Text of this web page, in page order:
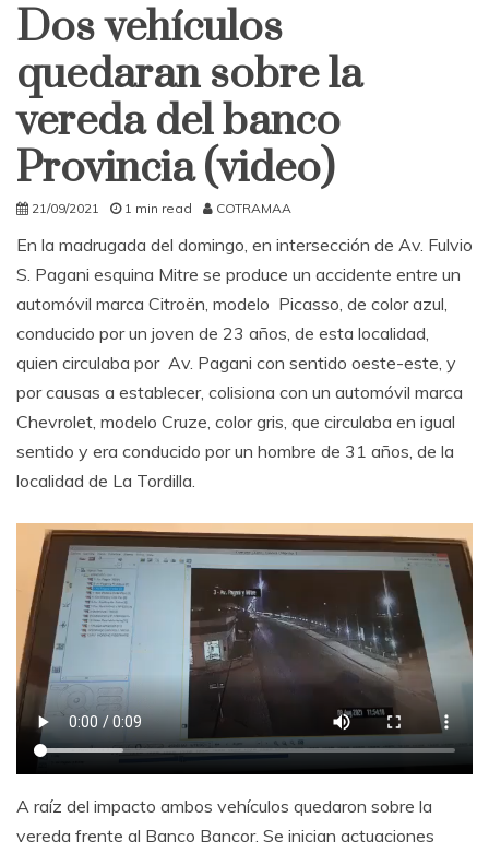
Dos vehículos
quedaran sobre la
vereda del banco
Provincia (video)
21/09/2021 1 min read COTRAMAA
En la madrugada del domingo, en intersección de Av. Fulvio
S. Pagani esquina Mitre se produce un accidente entre un
automóvil marca Citroën, modelo Picasso, de color azul,
conducido por un joven de 23 años, de esta localidad,
quien circulaba por Av. Pagani con sentido oeste-este, y
por causas a establecer, colisiona con un automóvil marca
Chevrolet, modelo Cruze, color gris, que circulaba en igual
sentido y era conducido por un hombre de 31 años, de la
localidad de La Tordilla.
A raíz del impacto ambos vehículos quedaron sobre la
vereda frente al Banco Bancor. Se inician actuaciones